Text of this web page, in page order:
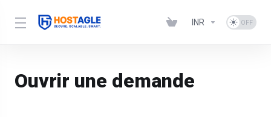
INR
Ouvrir une demande